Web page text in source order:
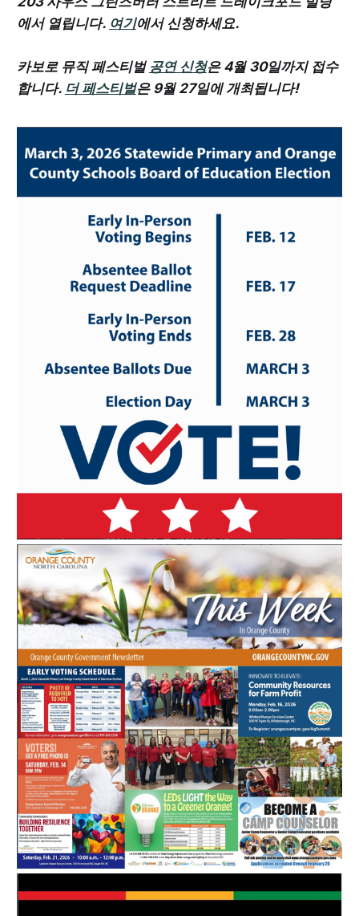
에서 열립니다. 여기에서 신청하세요.
카보로 뮤직 페스티벌 공연 신청은 4월 30일까지 접수
합니다. 더 페스티벌은 9월 27일에 개최됩니다!